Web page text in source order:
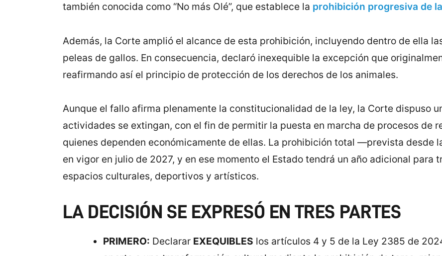
también conocida como “No más Olé”, que establece la prohibición progresiva de
Además, la Corte amplió el alcance de esta prohibición, incluyendo dentro de ella
peleas de gallos. En consecuencia, declaró inexequible la excepción que
reafirmando así el principio de protección de los derechos de los animales.
Aunque el fallo afirma plenamente la constitucionalidad de la ley, la Corte dispuso
actividades se extingan, con el fin de permitir la puesta en marcha de procesos de
quienes dependen económicamente de ellas. La prohibición total —prevista desde
en vigor en julio de 2027, y en ese momento el Estado tendrá un año adicional para
espacios culturales, deportivos y artísticos.
LA DECISIÓN SE EXPRESÓ EN TRES PARTES
PRIMERO: Declarar EXEQUIBLES los artículos 4 y 5 de la Ley 2385 de